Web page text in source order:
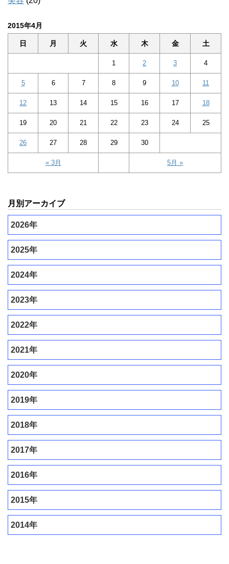
2015年4月
日 月 火 水 木 金 土
« 3月 5月 »
1 2 3 4
5 6 7 8 9 10 11
12 13 14 15 16 17 18
19 20 21 22 23 24 25
26 27 28 29 30
月別アーカイブ
2026年
2025年
2024年
2023年
2022年
2021年
2020年
2019年
2018年
2017年
2016年
2015年
2014年